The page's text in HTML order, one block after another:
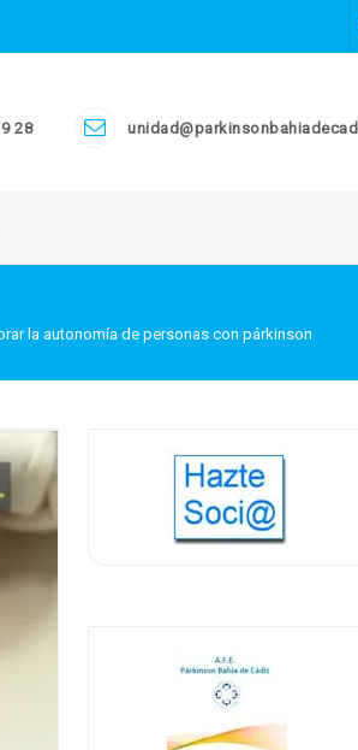
28
la autonomía de personas con párkinson